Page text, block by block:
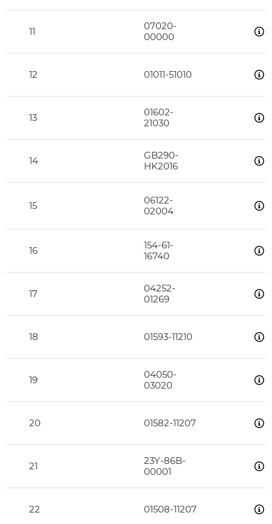
11
07020-
00000
12 01011-51010
13
01602-
21030
14
GB290-
HK2016
15
06122-
02004
16
154-61-
16740
17
04252-
01269
18 01593-11210
19
04050-
03020
20 01582-11207
21
23Y-86B-
00001
22 01508-11207